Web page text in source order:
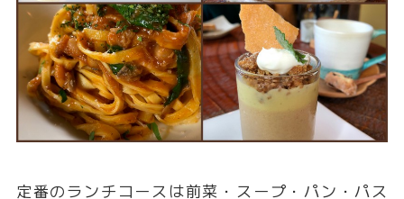
定番のランチコースは前菜・スープ・パン・パス